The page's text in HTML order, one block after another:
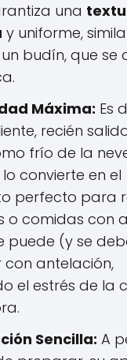
una
y uniforme,
budín, que se
Máxima: Es
recién
frío de la
convierte en el
perfecto para
o comidas con
puede (y se
antelación,
el estrés de la
Sencilla: A